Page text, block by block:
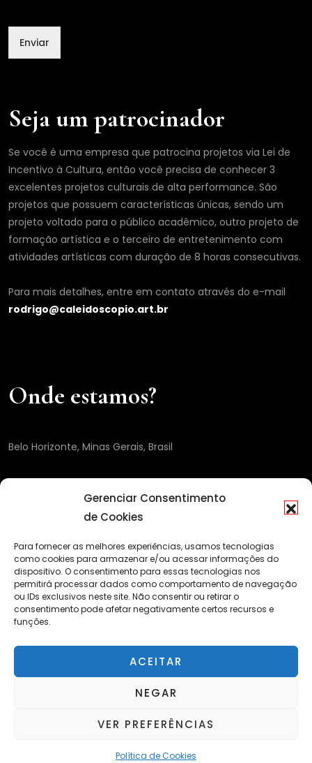
Gerenciar Consentimento
de Cookies
Para fornecer as melhores experiências, usamos tecnologias
como cookies para armazenar e/ou acessar informações do
dispositivo. O consentimento para essas tecnologias nos
permitirá processar dados como comportamento de navegação
ou IDs exclusivos neste site. Não consentir ou retirar o
consentimento pode afetar negativamente certos recursos e
funções.
ACEITAR
NEGAR
VER PREFERÊNCIAS
Política de Cookies
o
e
Enviar
Seja um patrocinador
Se você é uma empresa que patrocina projetos via Lei de
Incentivo à Cultura, então você precisa de conhecer 3
excelentes projetos culturais de alta performance. São
projetos que possuem características únicas, sendo um
projeto voltado para o público acadêmico, outro projeto de
formação artística e o terceiro de entretenimento com
atividades artísticas com duração de 8 horas consecutivas.
Para mais detalhes, entre em contato através do e-mail
rodrigo@caleidoscopio.art.br
Onde estamos?
Belo Horizonte, Minas Gerais, Brasil